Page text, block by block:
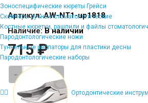
Зоноспецифические кюреты Грейси
Скейлеры ручные стоматологические
Костные кюретки, рашпили и файлы
Пародонтологические ножи
Туннельные распаторы для пластики десны
Пародонтологические наборы
Ортодонтические
Артикул:AW-NT1-up1818
Наличие:В наличии
715 ₽
- +